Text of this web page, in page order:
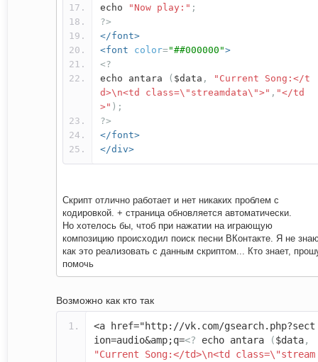
echo "Now play:" ;
?>
</font>
<font
color="##000000">
<?
echo antara
( $data ,
"Current Song:</t
d>\n<td class=\"streamdata\">" , "</td
>" );
?>
</font>
</div>
Скрипт отлично работает и нет никаких проблем с
кодировкой. + страница обновляется автоматически.
Но хотелось бы, чтоб при нажатии на играющую
композицию происходил поиск песни ВКонтакте. Я не
как это реализовать с данным скриптом... Кто знает,
помочь
Возможно как кто так
<a href="http://vk.com/gsearch.php?sect
ion=audio&amp;q=<? echo antara ($data,
"Current Song:</td>\n<td class=\"stream